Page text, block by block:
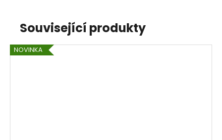
Související produkty
NOVINKA